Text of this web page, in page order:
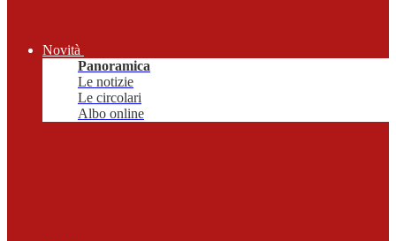
Novità
Panoramica
Le notizie
Le circolari
Albo online